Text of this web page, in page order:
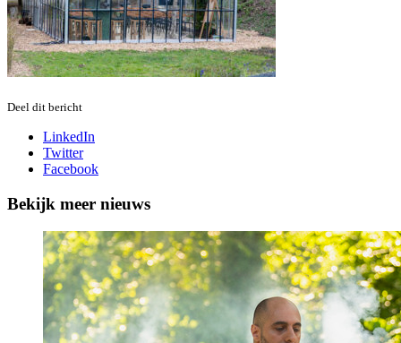
Deel dit bericht
LinkedIn
Twitter
Facebook
Bekijk meer nieuws